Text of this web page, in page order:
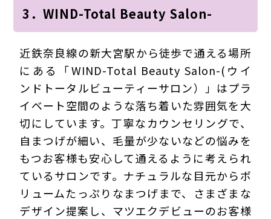
3．WIND-Total Beauty Salon-
近鉄奈良線の新大宮駅から徒歩で通える場所
にある「WIND-Total Beauty Salon-(ウイ
ンドトータルビューティーサロン）」はプラ
イベート空間のような落ち着いた雰囲気を大
切にしています。丁寧なカウンセリングで、
自まつげが細い、毛量が少ないなどの悩みを
もつお客様も安心して通えるように考えられ
ているサロンです。ナチュラルな目元からボ
リュームたっぷりなまつげまで、さまざまな
デザイン提案し、マツエクデビューのお客様